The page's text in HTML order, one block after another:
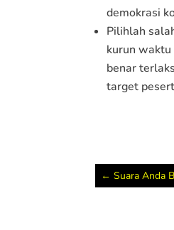
demokrasi
Pilihlah
kurun
benar
target
←Suara Anda